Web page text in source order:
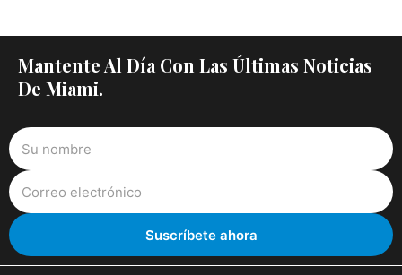
Mantente Al Día Con Las Últimas Noticias
De Miami.